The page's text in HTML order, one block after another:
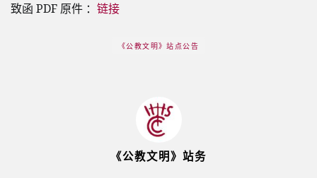
致函 PDF 原件 ： 链接
《公教文明》站点公告
《公教文明》站务